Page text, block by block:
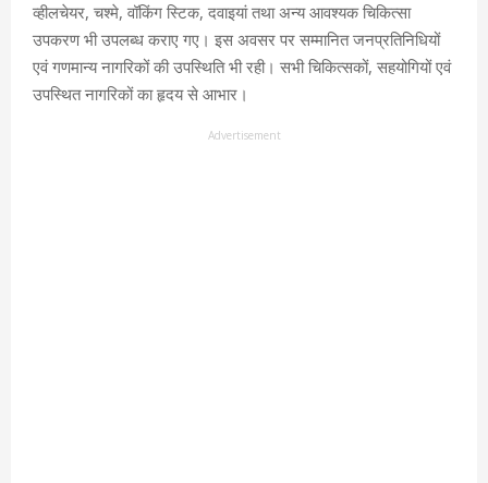
व्हीलचेयर, चश्मे, वॉकिंग स्टिक, दवाइयां तथा अन्य आवश्यक चिकित्सा
उपकरण भी उपलब्ध कराए गए। इस अवसर पर सम्मानित जनप्रतिनिधियों
एवं गणमान्य नागरिकों की उपस्थिति भी रही। सभी चिकित्सकों, सहयोगियों एवं
उपस्थित नागरिकों का हृदय से आभार।
Advertisement